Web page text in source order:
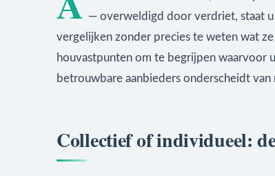
— overweldigd door verdriet, staat
vergelijken zonder precies te weten wat
houvastpunten om te begrijpen waarvoor
betrouwbare aanbieders onderscheidt
Collectief of individueel: